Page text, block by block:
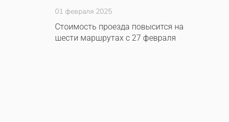
01 февраля 2025
Стоимость проезда повысится на
шести маршрутах с 27 февраля